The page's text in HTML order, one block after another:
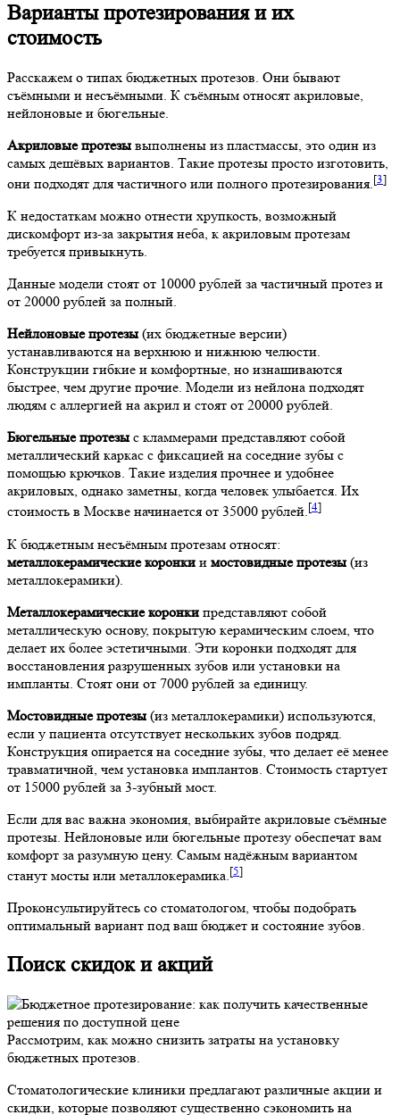
Варианты протезирования и их
стоимость
Расскажем о типах бюджетных протезов. Они бывают
съёмными и несъёмными. К съёмным относят акриловые,
нейлоновые и бюгельные.
Акриловые протезы выполнены из пластмассы, это один из
самых дешёвых вариантов. Такие протезы просто изготовить,
они подходят для частичного или полного протезирования.[3]
К недостаткам можно отнести хрупкость, возможный
дискомфорт из-за закрытия неба, к акриловым протезам
требуется привыкнуть.
Данные модели стоят от 10000 рублей за частичный протез и
от 20000 рублей за полный.
Нейлоновые протезы (их бюджетные версии)
устанавливаются на верхнюю и нижнюю челюсти.
Конструкции гибкие и комфортные, но изнашиваются
быстрее, чем другие прочие. Модели из нейлона подходят
людям с аллергией на акрил и стоят от 20000 рублей.
Бюгельные протезы с кламмерами представляют собой
металлический каркас с фиксацией на соседние зубы с
помощью крючков. Такие изделия прочнее и удобнее
акриловых, однако заметны, когда человек улыбается. Их
стоимость в Москве начинается от 35000 рублей.[4]
К бюджетным несъёмным протезам относят:
металлокерамические коронки и мостовидные протезы (из
металлокерамики).
Металлокерамические коронки представляют собой
металлическую основу, покрытую керамическим слоем, что
делает их более эстетичными. Эти коронки подходят для
восстановления разрушенных зубов или установки на
импланты. Стоят они от 7000 рублей за единицу.
Мостовидные протезы (из металлокерамики) используются,
если у пациента отсутствует нескольких зубов подряд.
Конструкция опирается на соседние зубы, что делает её менее
травматичной, чем установка имплантов. Стоимость стартует
от 15000 рублей за 3-зубный мост.
Если для вас важна экономия, выбирайте акриловые съёмные
протезы. Нейлоновые или бюгельные протезу обеспечат вам
комфорт за разумную цену. Самым надёжным вариантом
станут мосты или металлокерамика.[5]
Проконсультируйтесь со стоматологом, чтобы подобрать
оптимальный вариант под ваш бюджет и состояние зубов.
Поиск скидок и акций
Рассмотрим, как можно снизить затраты на установку
бюджетных протезов.
Стоматологические клиники предлагают различные акции и
скидки, которые позволяют существенно сэкономить на